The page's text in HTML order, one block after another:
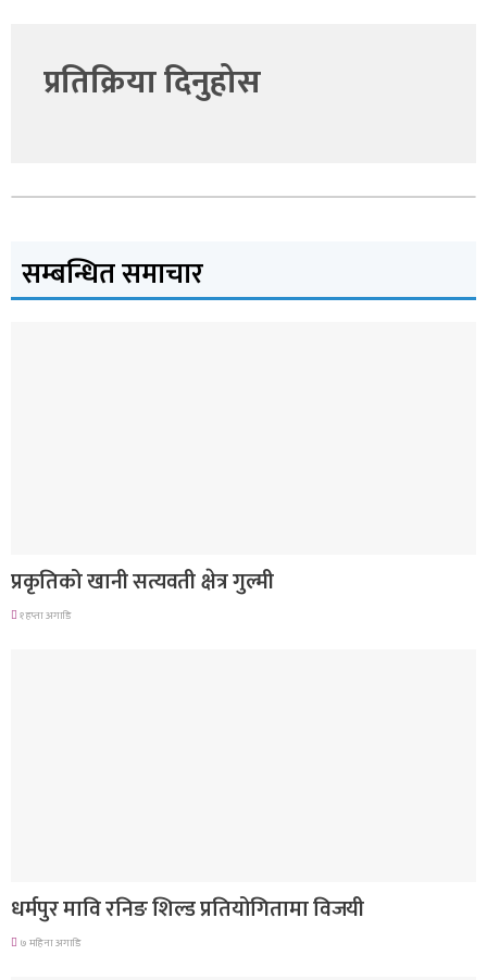
प्रतिक्रिया दिनुहोस
सम्बन्धित समाचार
प्रकृतिको खानी सत्यवती क्षेत्र गुल्मी
१ हप्ता अगाडि
धर्मपुर मावि रनिङ शिल्ड प्रतियोगितामा विजयी
७ महिना अगाडि